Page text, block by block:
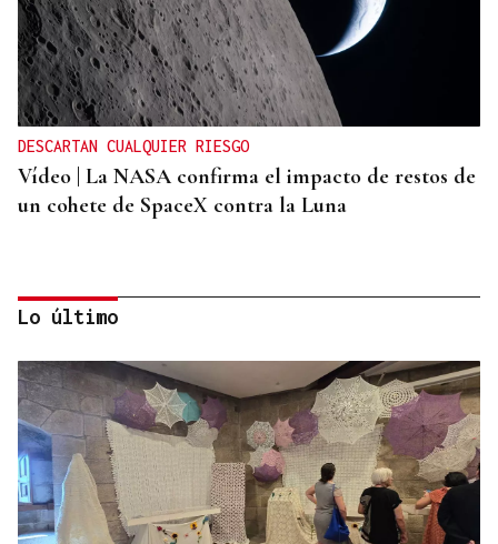
DESCARTAN CUALQUIER RIESGO
Vídeo | La NASA confirma el impacto de restos de
un cohete de SpaceX contra la Luna
ORÁCULO DAS BURGAS
Lo último